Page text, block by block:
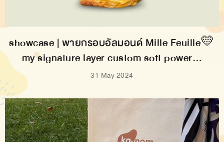
showcase | พายกรอบอัลมอนด์ Mille Feuille💛
my signature layer custom soft power…
31 May 2024